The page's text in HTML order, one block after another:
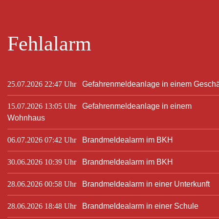
Fehlalarm
25.07.2026 22:47 Uhr Gefahrenmeldeanlage in einem
15.07.2026 13:05 Uhr
Gefahrenmeldeanlage in einem
Wohnhaus
06.07.2026 07:42 Uhr Brandmeldealarm im BKH
30.06.2026 10:39 Uhr Brandmeldealarm im BKH
28.06.2026 00:58 Uhr Brandmeldealarm in einer Unterkunft
28.06.2026 18:48 Uhr Brandmeldealarm in einer Schule